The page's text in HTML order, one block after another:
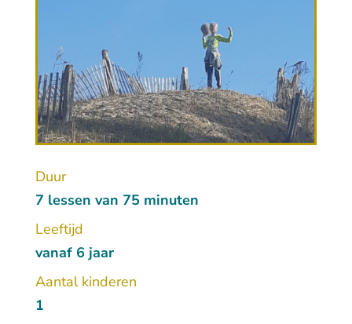
Duur
7 lessen van 75 minuten
Leeftijd
vanaf 6 jaar
Aantal kinderen
1